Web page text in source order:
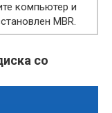
компьютер и
MBR.
со